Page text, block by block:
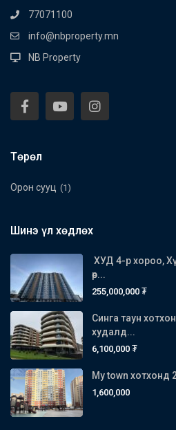
77071100
info@nbproperty.mn
NB Property
Төрөл
Орон сууц (1)
Шинэ үл хөдлөх
ХУД 4-р хороо,
өр...
255,000,000 ₮
Синга таун
худалд...
6,100,000 ₮
My town хотхонд 2
1,600,000